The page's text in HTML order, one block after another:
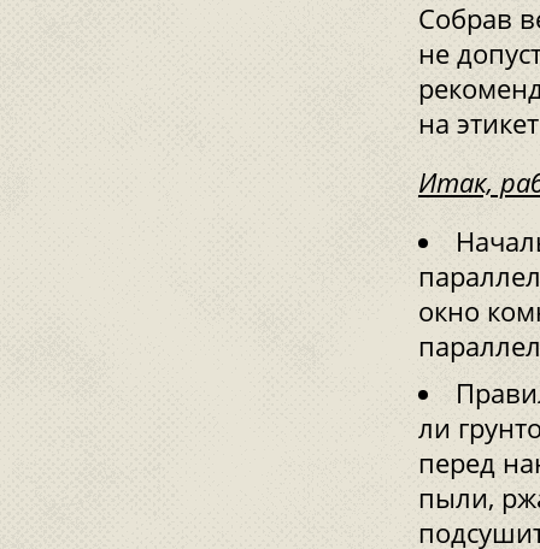
Собрав
не
на
Итак,
окно
ли
перед
пыли,